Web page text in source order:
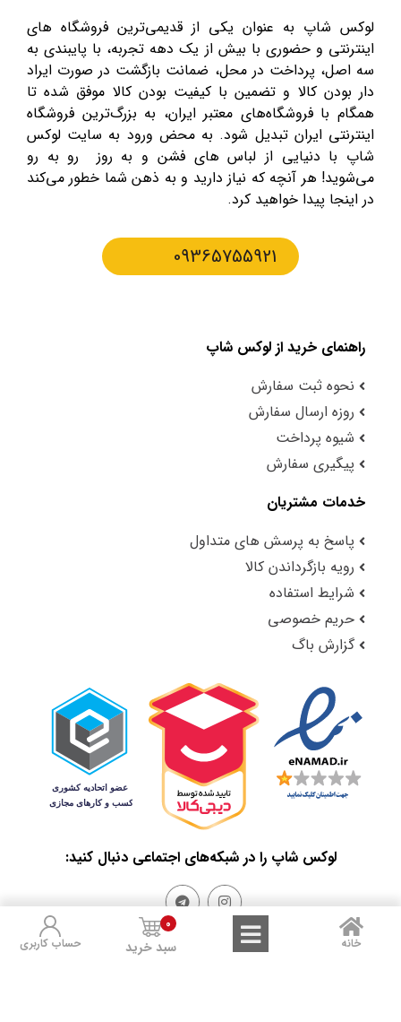
لوکس شاپ به عنوان یکی از قدیمی‌ترین فروشگاه های
اینترنتی و حضوری با بیش از یک دهه تجربه، با پایبندی به
سه اصل، پرداخت در محل، ضمانت بازگشت در صورت ایراد
دار بودن کالا و تضمین با کیفیت بودن کالا موفق شده تا
همگام با فروشگاه‌های معتبر ایران، به بزرگ‌ترین فروشگاه
اینترنتی ایران تبدیل شود. به محض ورود به سایت لوکس
شاپ با دنیایی از لباس های فشن و به روز رو به رو
می‌شوید! هر آنچه که نیاز دارید و به ذهن شما خطور می‌کند
در اینجا پیدا خواهید کرد.
09365755921
راهنمای خرید از لوکس شاپ
نحوه ثبت سفارش
روزه ارسال سفارش
شیوه پرداخت
پیگیری سفارش
خدمات مشتریان
پاسخ به پرسش های متداول
رویه بازگرداندن کالا
شرایط استفاده
حریم خصوصی
گزارش باگ
لوکس شاپ را در شبکه‌های اجتماعی دنبال کنید:
خانه سبد خرید
0
حساب کاربری